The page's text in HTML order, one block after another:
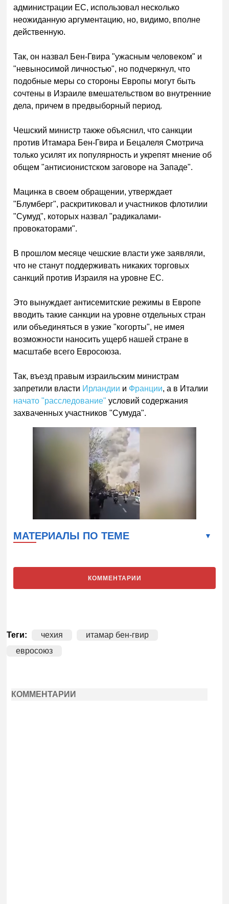
администрации ЕС, использовал несколько
неожиданную аргументацию, но, видимо, вполне
действенную.
Так, он назвал Бен-Гвира "ужасным человеком" и
"невыносимой личностью", но подчеркнул, что
подобные меры со стороны Европы могут быть
сочтены в Израиле вмешательством во внутренние
дела, причем в предвыборный период.
Чешский министр также объяснил, что санкции
против Итамара Бен-Гвира и Бецалеля Смотрича
только усилят их популярность и укрепят мнение об
общем "антисионистском заговоре на Западе".
Мацинка в своем обращении, утверждает
"Блумберг", раскритиковал и участников флотилии
"Сумуд", которых назвал "радикалами-
провокаторами".
В прошлом месяце чешские власти уже заявляли,
что не станут поддерживать никаких торговых
санкций против Израиля на уровне ЕС.
Это вынуждает антисемитские режимы в Европе
вводить такие санкции на уровне отдельных стран
или объединяться в узкие "когорты", не имея
возможности наносить ущерб нашей стране в
масштабе всего Евросоюза.
Так, въезд правым израильским министрам
запретили власти Ирландии и Франции, а в Италии
начато "расследование" условий содержания
захваченных участников "Сумуда".
МАТЕРИАЛЫ ПО ТЕМЕ
КОММЕНТАРИИ
Теги: чехия
итамар бен-гвир
евросоюз
КОММЕНТАРИИ